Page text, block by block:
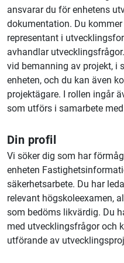
ansvarar du för enhetens
dokumentation. Du
representant i
avhandlar
vid bemanning av projekt, i
enheten, och du kan även
projektägare. I rollen ingår
som utförs i samarbete
Din profil
Vi söker dig som har
enheten
säkerhetsarbete. Du har
relevant högskoleexamen,
som bedöms likvärdig. Du
med utvecklingsfrågor och
utförande av